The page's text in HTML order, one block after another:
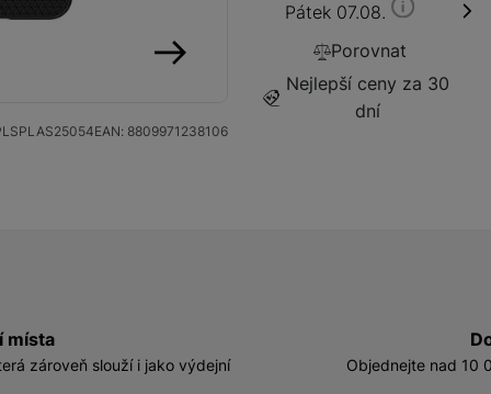
Flash disky a SSD disky
Pátek 07.08.
Porovnat
Nejlepší ceny za 30
dní
EAN: 8809971238106
místa
zároveň slouží i jako výdejní
Objednejte nad 10